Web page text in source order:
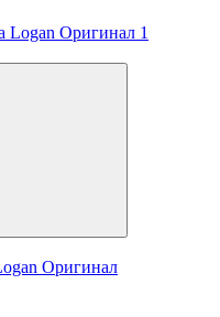
Оригинал